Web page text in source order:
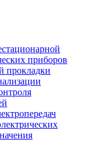
приборов
прокладки